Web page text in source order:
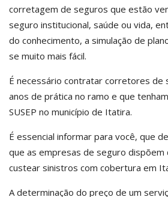
corretagem de seguros que estão
seguro institucional, saúde ou vida,
do conhecimento, a simulação de
se muito mais fácil.
É necessário contratar corretores de
anos de prática no ramo e que
SUSEP no município de Itatira.
É essencial informar para você, que
que as empresas de seguro dispõem
custear sinistros com cobertura em
A determinação do preço de um